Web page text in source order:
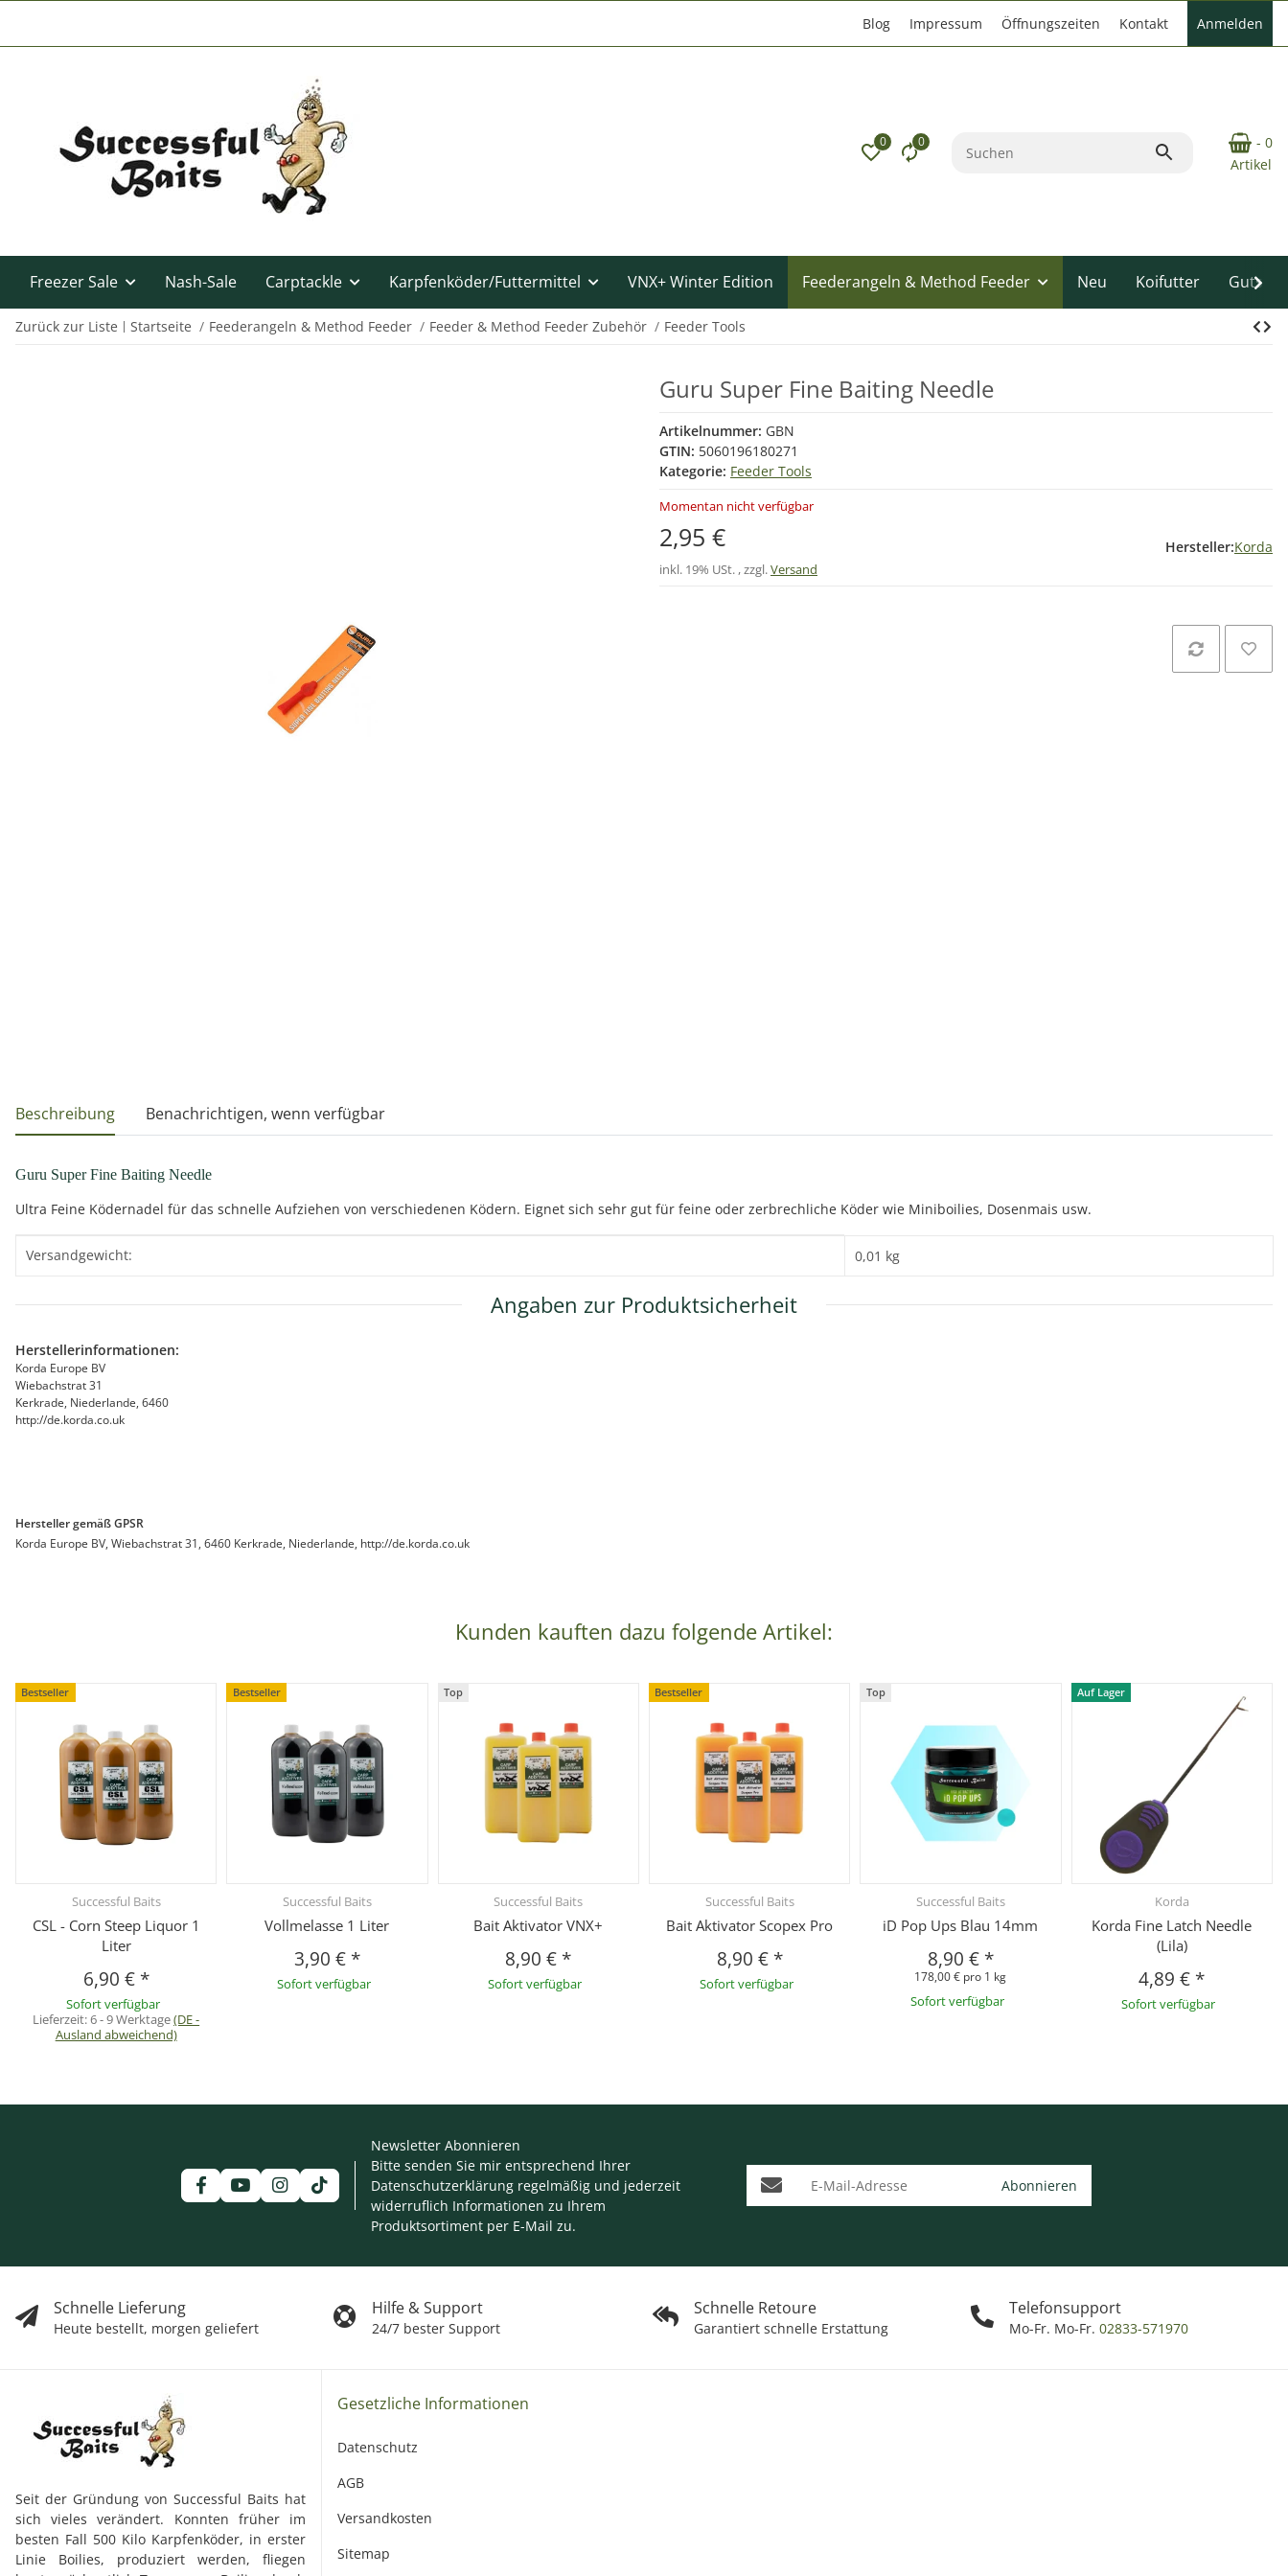
Blog Impressum Öffnungszeiten Kontakt Anmelden
0 0
- 0
Artikel
Freezer Sale Nash-Sale Carptackle Karpfenköder/Futtermittel VNX+ Winter Edition Feederangeln & Method Feeder Neu Koifutter
Zurück zur Liste Startseite Feederangeln & Method Feeder Feeder & Method Feeder Zubehör Feeder Tools
Guru Super Fine Baiting Needle
Artikelnummer: GBN
GTIN: 5060196180271
Kategorie: Feeder Tools
Momentan nicht verfügbar
2,95 €
inkl. 19% USt. , zzgl.Versand
Hersteller:Korda
weitere Registerkarten anzeigen
Beschreibung Benachrichtigen, wenn verfügbar
Guru Super Fine Baiting Needle
Ultra Feine Ködernadel für das schnelle Aufziehen von verschiedenen Ködern. Eignet sich sehr gut für feine oder zerbrechliche Köder wie Miniboilies, Dosenmais usw.
Produkteigenschaft
Wert
Versandgewicht: 0,01 kg
Angaben zur Produktsicherheit
Herstellerinformationen:
Korda Europe BV
Wiebachstrat 31
Kerkrade, Niederlande, 6460
http://de.korda.co.uk
Hersteller gemäß GPSR
Korda Europe BV, Wiebachstrat 31, 6460 Kerkrade, Niederlande, http://de.korda.co.uk
Kunden kauften dazu folgende Artikel:
Bestseller
Successful Baits
CSL - Corn Steep Liquor 1
Liter
6,90 € *
Sofort verfügbar
Lieferzeit:6 - 9 Werktage(DE -
Ausland abweichend)
Bestseller
Successful Baits
Vollmelasse 1 Liter
3,90 € *
Sofort verfügbar
Top
Successful Baits
Bait Aktivator VNX+
8,90 € *
Sofort verfügbar
Bestseller
Successful Baits
Bait Aktivator Scopex Pro
8,90 € *
Sofort verfügbar
Top
Successful Baits
iD Pop Ups Blau 14mm
8,90 € *
178,00 € pro 1 kg
Sofort verfügbar
Auf Lager
Korda
Korda Fine Latch Needle
(Lila)
4,89 € *
Sofort verfügbar
Schnelle Lieferung
Heute bestellt, morgen geliefert
Hilfe & Support
24/7 bester Support
Schnelle Retoure
Garantiert schnelle Erstattung
Telefonsupport
Mo-Fr. Mo-Fr. 02833-571970
Newsletter Abonnieren
Bitte senden Sie mir entsprechend Ihrer
Datenschutzerklärung regelmäßig und jederzeit
widerruflich Informationen zu Ihrem
Produktsortiment per E-Mail zu.
E-Mail-Adresse Abonnieren
Seit der Gründung von Successful Baits hat
sich vieles verändert. Konnten früher im
besten Fall 500 Kilo Karpfenköder, in erster
Linie Boilies, produziert werden, fliegen
Gesetzliche Informationen
Datenschutz
AGB
Versandkosten
Sitemap